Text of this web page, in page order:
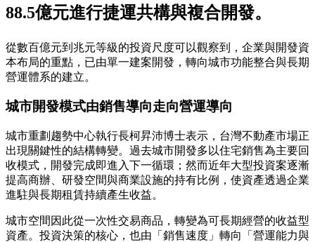
88.5億元進行捷運共構與複合開發。
從數百億元到兆元等級的投資尺度可以觀察到，企業與開發資
本布局的重點，已由單一建案開發，轉向城市功能整合與長期
營運體系的建立。
城市開發模式由銷售導向走向營運導向
城市重劃趨勢中心執行長柯昇沛博士表示，台灣不動產市場正
出現關鍵性的結構轉變。過去城市開發多以住宅銷售為主要回
收模式，開發完成即進入下一循環；然而近年大型投資案逐漸
提高商辦、研發空間與商業設施的持有比例，使資產透過企業
進駐與長期租賃持續產生收益。
城市空間因此從一次性交易商品，轉變為可長期經營的收益型
資產。投資決策的核心，也由「銷售速度」轉向「營運能力與